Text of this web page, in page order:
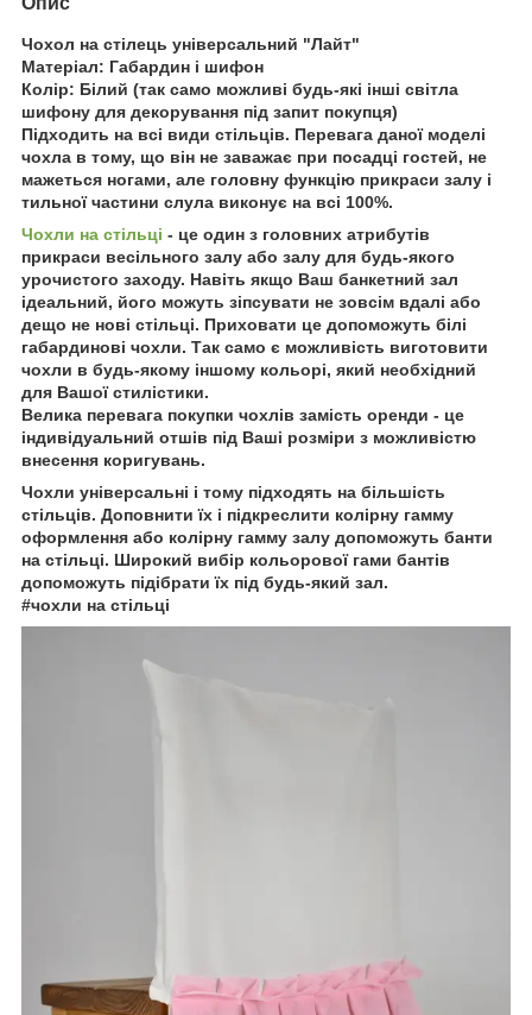
Чохол на стілець універсальний "Лайт"
Матеріал: Габардин і шифон
Колір: Білий (так само можливі будь-які інші світла
шифону для декорування під запит покупця)
Підходить на всі види стільців. Перевага даної моделі
чохла в тому, що він не заважає при посадці гостей, не
мажеться ногами, але головну функцію прикраси залу і
тильної частини слула виконує на всі 100%.
Чохли на стільці - це один з головних атрибутів
прикраси весільного залу або залу для будь-якого
урочистого заходу. Навіть якщо Ваш банкетний зал
ідеальний, його можуть зіпсувати не зовсім вдалі або
дещо не нові стільці. Приховати це допоможуть білі
габардинові чохли. Так само є можливість виготовити
чохли в будь-якому іншому кольорі, який необхідний
для Вашої стилістики.
Велика перевага покупки чохлів замість оренди - це
індивідуальний отшів під Ваші розміри з можливістю
внесення коригувань.
Чохли універсальні і тому підходять на більшість
стільців. Доповнити їх і підкреслити колірну гамму
оформлення або колірну гамму залу допоможуть банти
на стільці. Широкий вибір кольорової гами бантів
допоможуть підібрати їх під будь-який зал.
#чохли на стільці